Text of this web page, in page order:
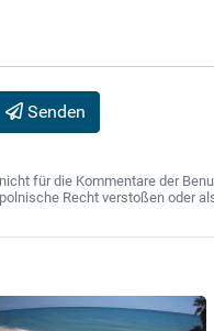
Senden
für die Kommentare der
Recht verstoßen oder